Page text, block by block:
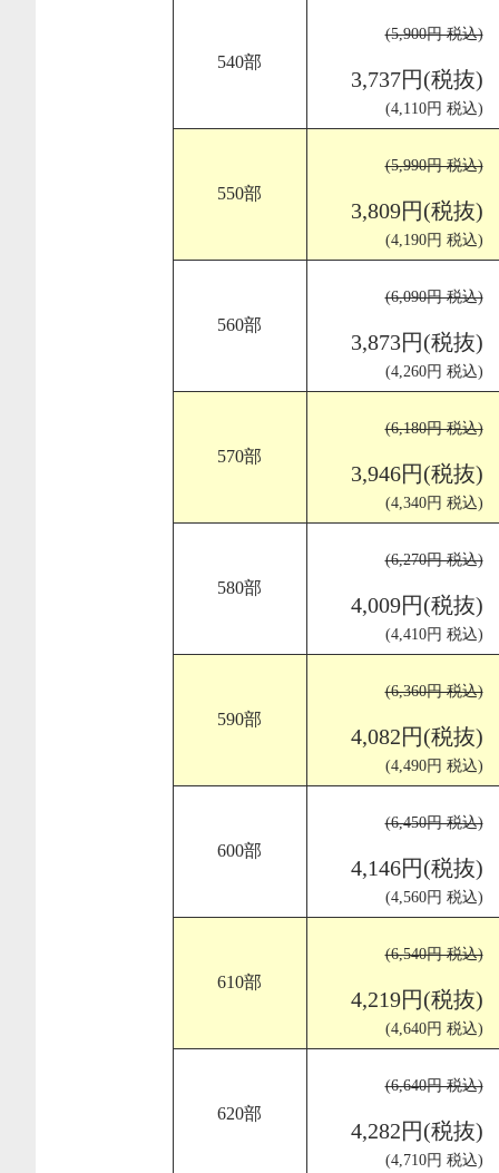
540部
(5,900円 税込)
3,737円(税抜)
(4,110円 税込)
550部
(5,990円 税込)
3,809円(税抜)
(4,190円 税込)
560部
(6,090円 税込)
3,873円(税抜)
(4,260円 税込)
570部
(6,180円 税込)
3,946円(税抜)
(4,340円 税込)
580部
(6,270円 税込)
4,009円(税抜)
(4,410円 税込)
590部
(6,360円 税込)
4,082円(税抜)
(4,490円 税込)
600部
(6,450円 税込)
4,146円(税抜)
(4,560円 税込)
610部
(6,540円 税込)
4,219円(税抜)
(4,640円 税込)
620部
(6,640円 税込)
4,282円(税抜)
(4,710円 税込)